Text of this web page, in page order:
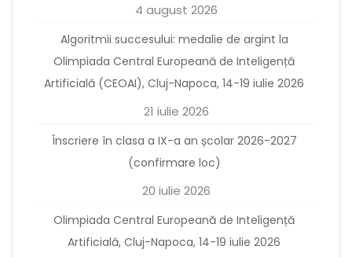
4 august 2026
Algoritmii succesului: medalie de argint la
Olimpiada Central Europeană de Inteligență
Artificială (CEOAI), Cluj-Napoca, 14-19 iulie 2026
21 iulie 2026
Înscriere în clasa a IX-a an școlar 2026-2027
(confirmare loc)
20 iulie 2026
Olimpiada Central Europeană de Inteligență
Artificială, Cluj-Napoca, 14-19 iulie 2026